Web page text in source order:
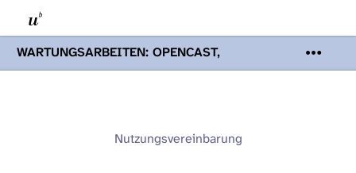
WARTUNGSARBEITEN: OPENCAST,
PODCASTS & TOBIRA
Mi 19. August
Opencast-Videos und Tobira nicht zur
Nutzungsvereinbarung